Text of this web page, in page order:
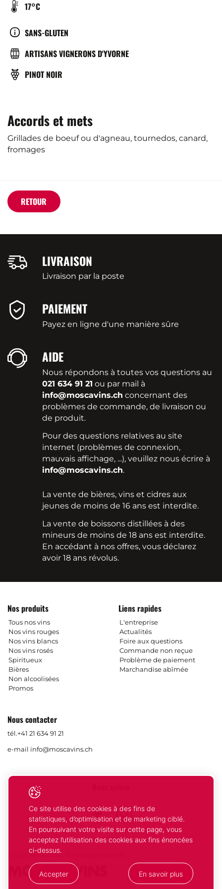
TEMPÉRATURE
SERVICE
(°C)
17°C
CULTURE
SANS-GLUTEN
BRASSERIE
ARTISANS VIGNERONS D'YVORNE
CÉPAGE(S)
PINOT NOIR
Accords et mets
Grillades de boeuf ou d'agneau, tournedos, canard,
fromages
RETOUR
LIVRAISON
Livraison par la poste
PAIEMENT
Payez en ligne d'une manière sûre
AIDE
Nous répondons à toutes vos questions au
021 634 91 21 ou par mail à
info@moscavins.ch concernant des
problèmes de commande, de livraison ou
de produit.
Pour des questions relatives au site
internet (problèmes de connexion,
mauvais affichage, ...), veuillez nous écrire à
info@moscavins.ch.
La vente de bières, vins et cidres aux
jeunes de moins de 16 ans est interdite.
La vente de boissons distillées à des
mineurs de moins de 18 ans est interdite.
En accédant à nos offres, vous déclarez
avoir 18 ans révolus.
Nos produits
Tous nos vins
Nos vins rouges
Nos vins blancs
Nos vins rosés
Spiritueux
Bières
Non alcoolisées
Promos
Liens rapides
L'entreprise
Actualités
Foire aux questions
Commande non reçue
Problème de paiement
Marchandise abîmée
Nous contacter
tél.+41 21 634 91 21
e-mail info@moscavins.ch
Facebook
Instagram
© 2026 Mosca Vins. Tous droits réservés
Ce site utilise des cookies à des fins de
statistiques, d’optimisation et de marketing ciblé.
En poursuivant votre visite sur cette page, vous
acceptez l’utilisation des cookies aux fins énoncées
ci-dessus.
Accepter En savoir plus